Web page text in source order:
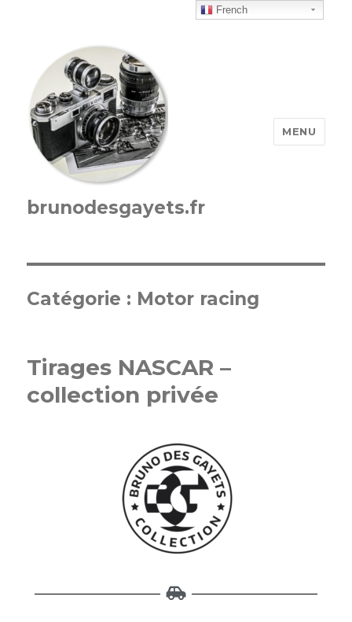
brunodesgayets.fr
MENU
Catégorie : Motor racing
Tirages NASCAR –
collection privée
French